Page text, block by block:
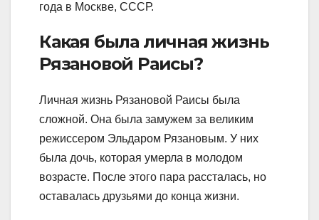
года в Москве, СССР.
Какая была личная жизнь
Рязановой Раисы?
Личная жизнь Рязановой Раисы была
сложной. Она была замужем за великим
режиссером Эльдаром Рязановым. У них
была дочь, которая умерла в молодом
возрасте. После этого пара рассталась, но
оставалась друзьями до конца жизни.